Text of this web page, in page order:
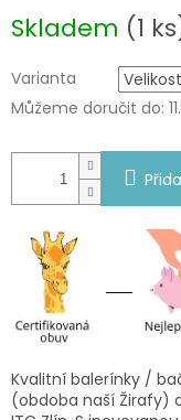
cena:
Skladem (1
Varianta
Můžeme doručit do:
Kvalitní balerínky /
(obdoba naší Žirafy)